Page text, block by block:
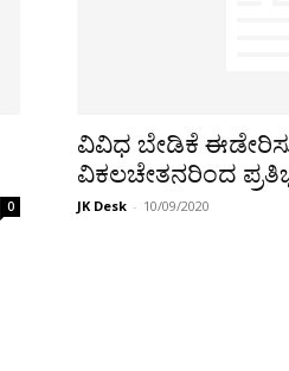
0
ವಿವಿಧ ಬೇಡಿಕೆ
ವಿಕಲಚೇತನರಿಂದ
JK Desk - 10/09/2020